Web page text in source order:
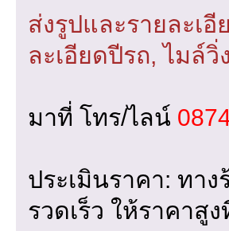
ส่งรูปและรายละเ
ละเอียดปีรถ, ไมล์วิ่
มาที่ โทร/ไลน์
ประเมินราคา: ทา
รวดเร็ว ให้ราคาสู